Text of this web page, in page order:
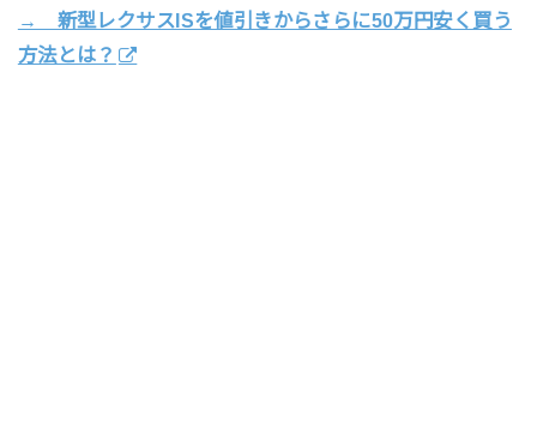
→ 新型レクサスISを値引きからさらに50万円安く買う
方法とは？